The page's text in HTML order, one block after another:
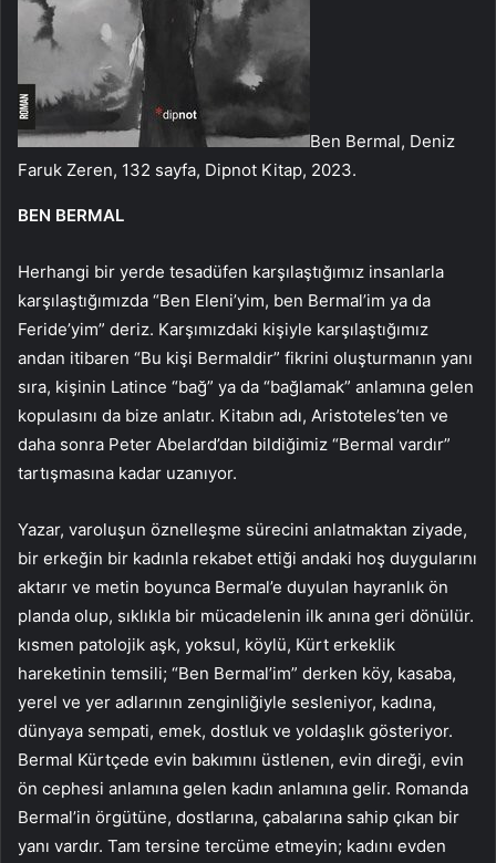
Ben Bermal, Deniz
Faruk Zeren, 132 sayfa, Dipnot Kitap, 2023.
BEN BERMAL
Herhangi bir yerde tesadüfen karşılaştığımız insanlarla
karşılaştığımızda “Ben Eleni’yim, ben Bermal’im ya da
Feride’yim” deriz. Karşımızdaki kişiyle karşılaştığımız
andan itibaren “Bu kişi Bermaldir” fikrini oluşturmanın yanı
sıra, kişinin Latince “bağ” ya da “bağlamak” anlamına gelen
kopulasını da bize anlatır. Kitabın adı, Aristoteles’ten ve
daha sonra Peter Abelard’dan bildiğimiz “Bermal vardır”
tartışmasına kadar uzanıyor.
Yazar, varoluşun öznelleşme sürecini anlatmaktan ziyade,
bir erkeğin bir kadınla rekabet ettiği andaki hoş duygularını
aktarır ve metin boyunca Bermal’e duyulan hayranlık ön
planda olup, sıklıkla bir mücadelenin ilk anına geri dönülür.
kısmen patolojik aşk, yoksul, köylü, Kürt erkeklik
hareketinin temsili; “Ben Bermal’im” derken köy, kasaba,
yerel ve yer adlarının zenginliğiyle sesleniyor, kadına,
dünyaya sempati, emek, dostluk ve yoldaşlık gösteriyor.
Bermal Kürtçede evin bakımını üstlenen, evin direği, evin
ön cephesi anlamına gelen kadın anlamına gelir. Romanda
Bermal’in örgütüne, dostlarına, çabalarına sahip çıkan bir
yanı vardır. Tam tersine tercüme etmeyin; kadını evden